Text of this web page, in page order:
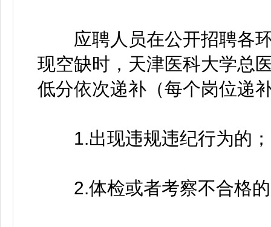
应聘人员在公开招聘各环
现空缺时，天津医科大学总
低分依次递补（每个岗位递
1.出现违规违纪行为的；
2.体检或者考察不合格